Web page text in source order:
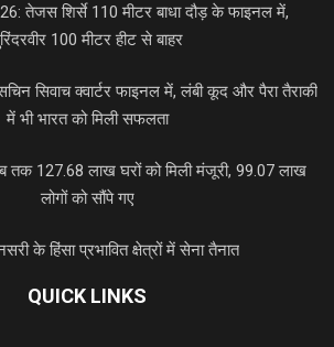
तेजस शिर्से 110 मीटर बाधा दौड़ के फाइनल में,
100 मीटर हीट से बाहर
सिवाच क्वार्टर फाइनल में, लंबी कूद और पैरा तैराकी
में भी भारत को मिली सफलता
तक 127.68 लाख घरों को मिली मंजूरी, 99.07 लाख
लोगों को सौंपे गए
के हिंसा प्रभावित क्षेत्रों में सेना तैनात
QUICK LINKS